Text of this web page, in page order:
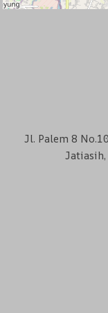
Jl. Palem 8